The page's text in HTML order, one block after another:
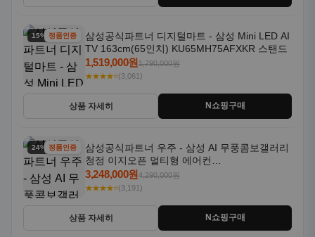
15% 할인정품인증
삼성공식파트너 디지털마트 - 삼성 Mini LED AI
TV 163cm(65인치) KU65MH75AFXKR 스탠드
1,519,000원1,790,000원
★★★★⭐(3,061)
상품 자세히 N쇼핑구매
24% 할인정품인증
삼성공식파트너 우주 - 삼성 AI 무풍콤보갤러리
청정 이지오픈 멀티형 에어컨
AF80F17D22WRS 기본설치포함
3,248,000원4,290,000원
★★★★⭐(3,191)
상품 자세히 N쇼핑구매